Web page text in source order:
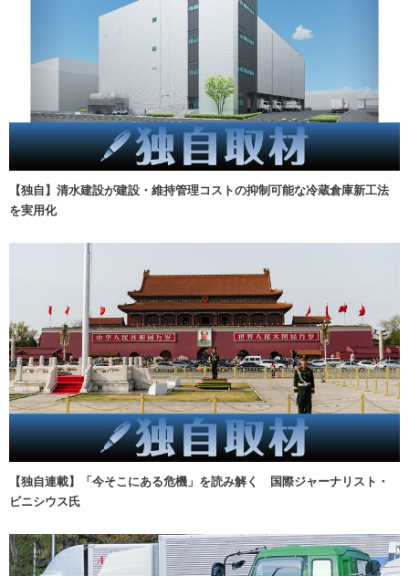
【独自】清水建設が建設・維持管理コストの抑制可能な冷蔵倉庫新工法
を実用化
【独自連載】「今そこにある危機」を読み解く 国際ジャーナリスト・
ビニシウス氏